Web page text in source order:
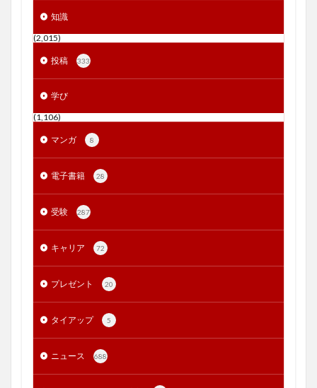
知識
(2,015)
投稿 333
学び
(1,106)
マンガ 8
電子書籍 28
受験 287
キャリア 72
プレゼント 20
タイアップ 5
ニュース 688